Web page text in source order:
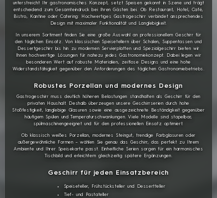
unterstreicht Ihr gastronomisches Konzept, setzt Speisen gekonnt in Szene und trägt
entscheidend zum Gesamteindruck bei Ihren Gästen bei. Ob Restaurant, Hotel, Café,
Bistro, Kantine oder Catering: Hochwertiges Gastrogeschirr verbindet ansprechendes
Design mit maximaler Funktionalität und Langlebigkeit.
In unserem Sortiment finden Sie eine große Auswahl an professionellem Geschirr für
den täglichen Einsatz. Von klassischen Speisetellern über Schalen, Suppentassen und
Dessertgeschirr bis hin zu modernen Servierplatten und Spezialgeschirr bieten wir
Ihnen hochwertige Lösungen für nahezu jedes Gastronomiekonzept. Dabei legen wir
besonderen Wert auf robuste Materialien, zeitlose Designs und eine hohe
Widerstandsfähigkeit gegenüber den Anforderungen des täglichen Gastronomiebetriebs.
Robustes Porzellan und modernes Design
Gastrogeschirr muss deutlich höheren Belastungen standhalten als Geschirr für den
privaten Haushalt. Deshalb überzeugen unsere Geschirrserien durch hohe
Stoßfestigkeit, langlebige Glasuren sowie eine ausgezeichnete Beständigkeit gegenüber
häufigem Spülen und Temperaturschwankungen. Viele Modelle sind stapelbar,
spülmaschinengeeignet und für den professionellen Einsatz optimiert.
Ob klassisch weißes Porzellan, modernes Steingut, trendige Farbglasuren oder
außergewöhnliche Formen – wählen Sie genau das Geschirr, das perfekt zu Ihrem
Ambiente und Ihrer Speisekarte passt. Einheitliche Serien sorgen für ein harmonisches
Tischbild und erleichtern gleichzeitig spätere Ergänzungen.
Geschirr für jeden Einsatzbereich
Speiseteller, Frühstücksteller und Dessertteller
Tief- und Pastateller